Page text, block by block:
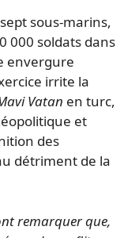
sous-marins,
000 soldats dans
envergure
irrite la
Vatan en turc,
et
des
détriment de la
remarquer que,